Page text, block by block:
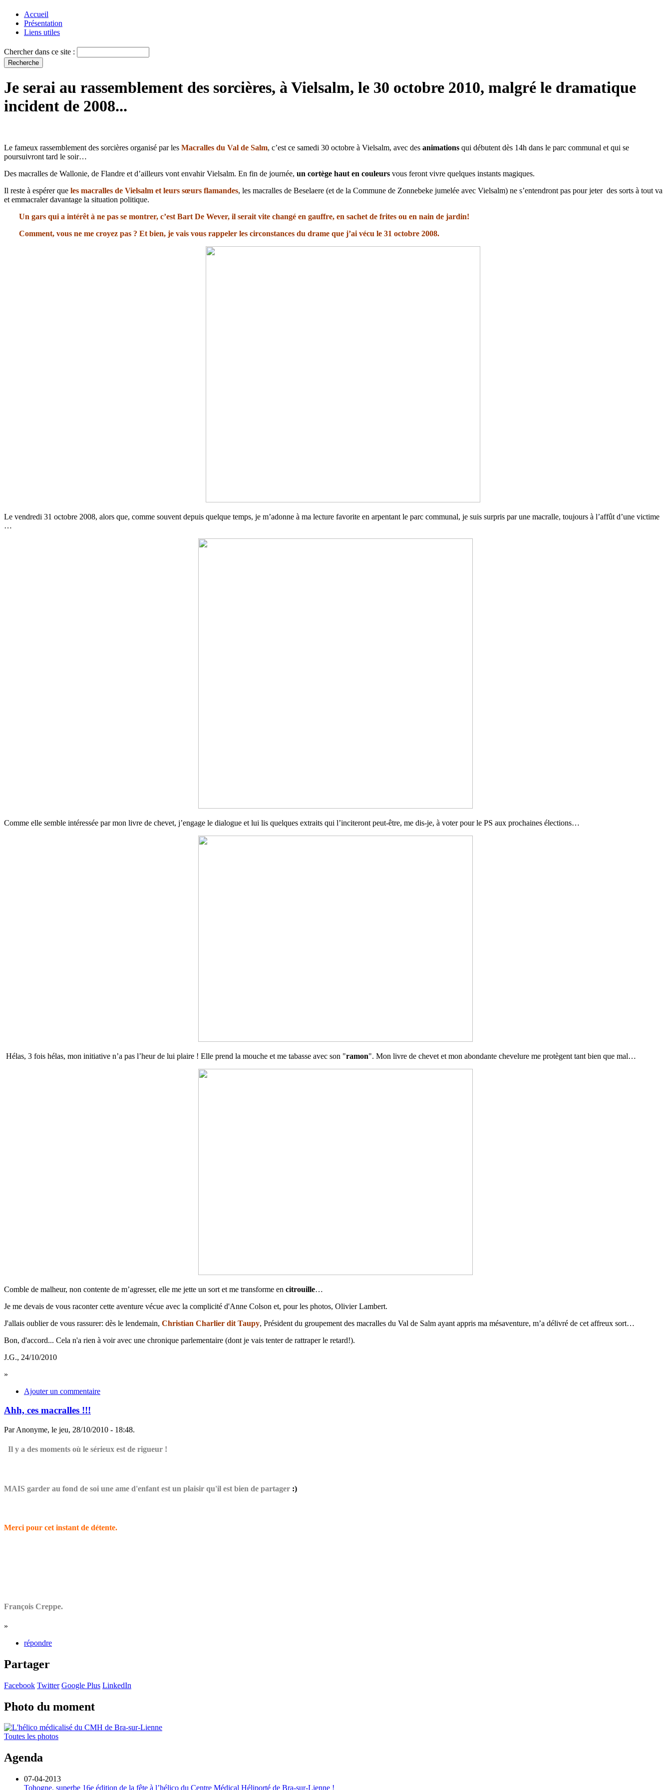
Accueil
Présentation
Liens utiles
Chercher dans ce site :
Je serai au rassemblement des sorcières, à Vielsalm, le 30 octobre 2010, malgré le dramatique
incident de 2008...
Le fameux rassemblement des sorcières organisé par les Macralles du Val de Salm, c’est ce samedi 30 octobre à Vielsalm, avec des animations qui débutent dès 14h dans le parc communal et qui se
poursuivront tard le soir…
Des macralles de Wallonie, de Flandre et d’ailleurs vont envahir Vielsalm. En fin de journée, un cortège haut en couleurs vous feront vivre quelques instants magiques.
Il reste à espérer que les macralles de Vielsalm et leurs sœurs flamandes, les macralles de Beselaere (et de la Commune de Zonnebeke jumelée avec Vielsalm) ne s’entendront pas pour jeter des sorts à tout va
et emmacraler davantage la situation politique.
Un gars qui a intérêt à ne pas se montrer, c’est Bart De Wever, il serait vite changé en gauffre, en sachet de frites ou en nain de jardin!
Comment, vous ne me croyez pas ? Et bien, je vais vous rappeler les circonstances du drame que j’ai vécu le 31 octobre 2008.
Le vendredi 31 octobre 2008, alors que, comme souvent depuis quelque temps, je m’adonne à ma lecture favorite en arpentant le parc communal, je suis surpris par une macralle, toujours à l’affût d’une victime
…
Comme elle semble intéressée par mon livre de chevet, j’engage le dialogue et lui lis quelques extraits qui l’inciteront peut-être, me dis-je, à voter pour le PS aux prochaines élections…
Hélas, 3 fois hélas, mon initiative n’a pas l’heur de lui plaire ! Elle prend la mouche et me tabasse avec son "ramon". Mon livre de chevet et mon abondante chevelure me protègent tant bien que mal…
Comble de malheur, non contente de m’agresser, elle me jette un sort et me transforme en citrouille…
Je me devais de vous raconter cette aventure vécue avec la complicité d'Anne Colson et, pour les photos, Olivier Lambert.
J'allais oublier de vous rassurer: dès le lendemain, Christian Charlier dit Taupy, Président du groupement des macralles du Val de Salm ayant appris ma mésaventure, m’a délivré de cet affreux sort…
Bon, d'accord... Cela n'a rien à voir avec une chronique parlementaire (dont je vais tenter de rattraper le retard!).
J.G., 24/10/2010
»
Ajouter un commentaire
Ahh, ces macralles !!!
Par Anonyme, le jeu, 28/10/2010 - 18:48.
Il y a des moments où le sérieux est de rigueur !
MAIS garder au fond de soi une ame d'enfant est un plaisir qu'il est bien de partager :)
Merci pour cet instant de détente.
François Creppe.
»
répondre
Partager
Facebook Twitter Google Plus LinkedIn
Photo du moment
Toutes les photos
Agenda
07-04-2013
Tohogne, superbe 16e édition de la fête à l’hélico du Centre Médical Héliporté de Bra-sur-Lienne !